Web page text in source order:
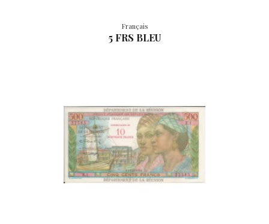
Français
5 FRS BLEU